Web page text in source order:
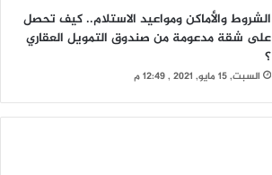
الشروط والأماكن ومواعيد الاستلام.. كيف تحصل
على شقة مدعومة من صندوق التمويل العقاري
؟
السبت, 15 مايو, 2021 , 12:49 م